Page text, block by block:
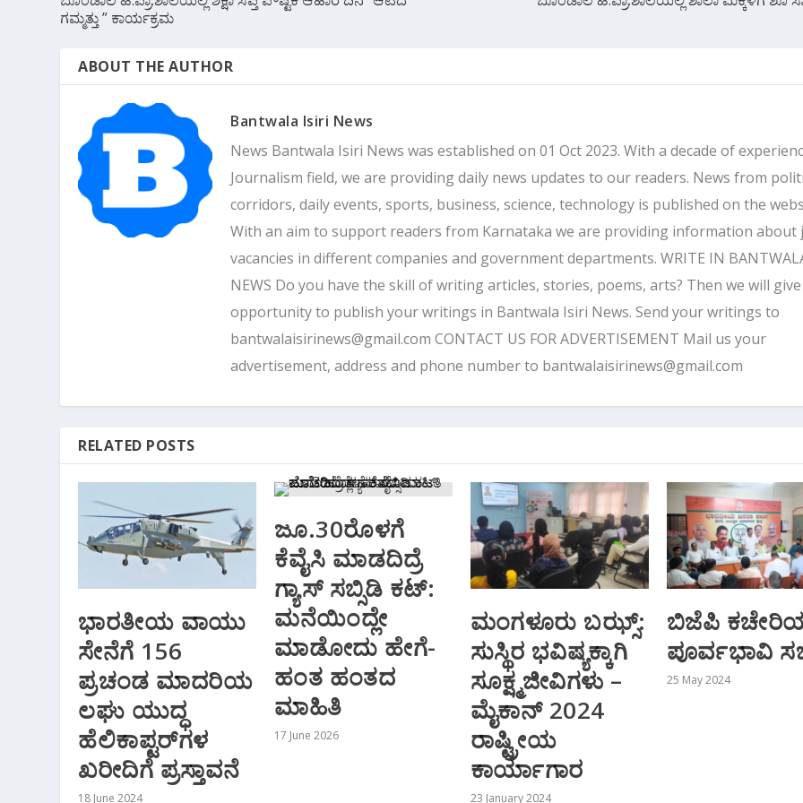
ಗಮ್ಮತ್ತು ” ಕಾರ್ಯಕ್ರಮ
ABOUT THE AUTHOR
Bantwala Isiri News
News Bantwala Isiri News was established on 01 Oct 2023. With a decade of
Journalism field, we are providing daily news updates to our readers. News from
corridors, daily events, sports, business, science, technology is published on the
With an aim to support readers from Karnataka we are providing information about
vacancies in different companies and government departments. WRITE IN
NEWS Do you have the skill of writing articles, stories, poems, arts? Then we will
opportunity to publish your writings in Bantwala Isiri News. Send your writings to
bantwalaisirinews@gmail.com CONTACT US FOR ADVERTISEMENT Mail us your
advertisement, address and phone number to bantwalaisirinews@gmail.com
RELATED POSTS
ಭಾರತೀಯ ವಾಯು
ಸೇನೆಗೆ 156
ಪ್ರಚಂಡ ಮಾದರಿಯ
ಲಘು ಯುದ್ಧ
ಹೆಲಿಕಾಪ್ಟರ್‌ಗಳ
ಖರೀದಿಗೆ ಪ್ರಸ್ತಾವನೆ
18 June 2024
ಜೂ.30ರೊಳಗೆ
ಕೆವೈಸಿ ಮಾಡದಿದ್ರೆ
ಗ್ಯಾಸ್ ಸಬ್ಸಿಡಿ ಕಟ್‌:
ಮನೆಯಿಂದ್ಲೇ
ಮಾಡೋದು ಹೇಗೆ-
ಹಂತ ಹಂತದ
ಮಾಹಿತಿ
17 June 2026
ಮಂಗಳೂರು ಬಝ್ಸ್:
ಸುಸ್ಥಿರ ಭವಿಷ್ಯಕ್ಕಾಗಿ
ಸೂಕ್ಷ್ಮಜೀವಿಗಳು –
ಮೈಕಾನ್ 2024
ರಾಷ್ಟ್ರೀಯ
ಕಾರ್ಯಾಗಾರ
23 January 2024
ಬಿಜೆಪಿ
ಪೂರ್ವಭಾವಿ
25 May 2024